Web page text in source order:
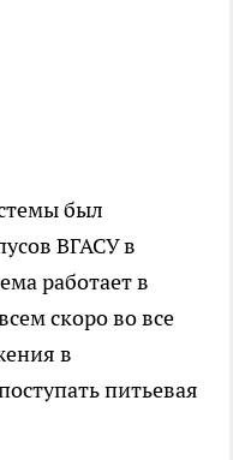
был
ВГАСУ в
работает в
скоро во все
в
питьевая